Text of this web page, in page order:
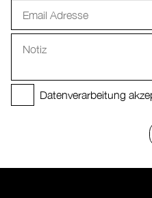
Datenverarbeitung